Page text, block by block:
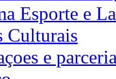
Esporte e
Culturais
e